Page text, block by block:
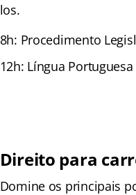
los.
8h: Procedimento
12h: Língua
Direito para
Domine os principais